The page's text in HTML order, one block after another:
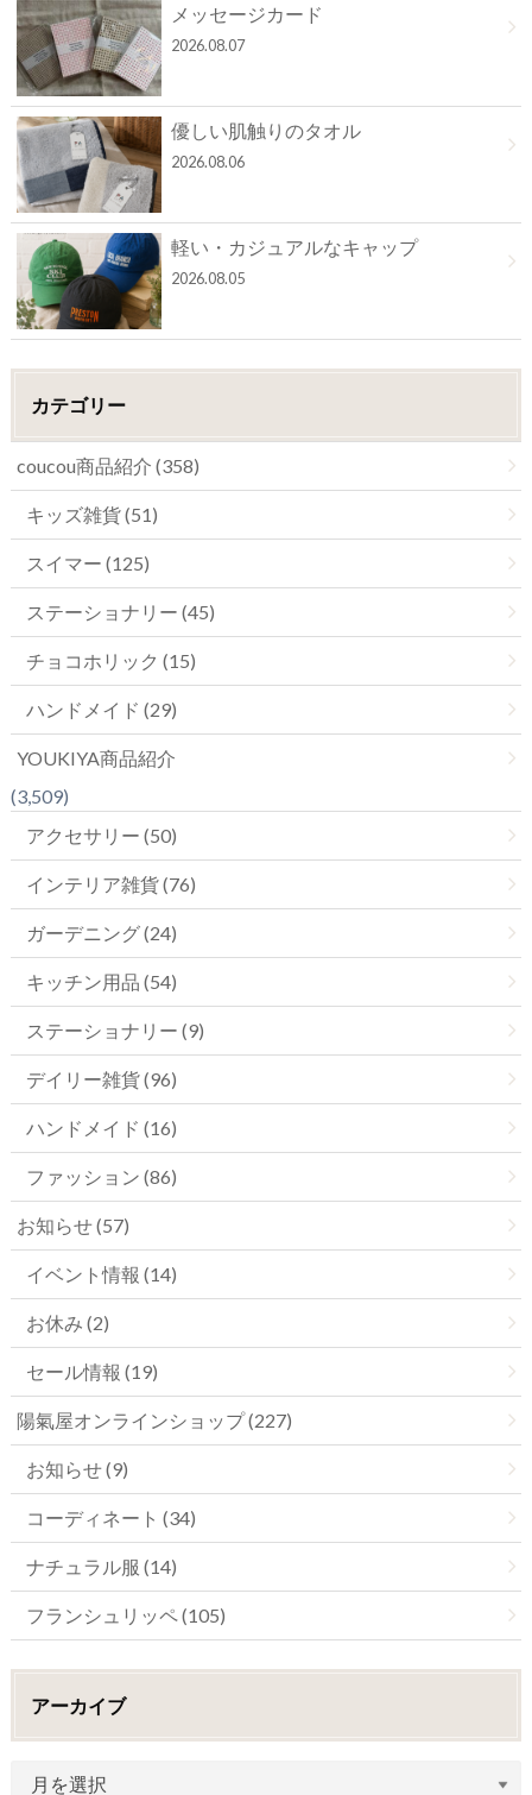
メッセージカード
2026.08.07
優しい肌触りのタオル
2026.08.06
軽い・カジュアルなキャップ
2026.08.05
カテゴリー
coucou商品紹介 (358)
キッズ雑貨 (51)
スイマー (125)
ステーショナリー (45)
チョコホリック (15)
ハンドメイド (29)
YOUKIYA商品紹介
(3,509)
アクセサリー (50)
インテリア雑貨 (76)
ガーデニング (24)
キッチン用品 (54)
ステーショナリー (9)
デイリー雑貨 (96)
ハンドメイド (16)
ファッション (86)
お知らせ (57)
イベント情報 (14)
お休み (2)
セール情報 (19)
陽氣屋オンラインショップ (227)
お知らせ (9)
コーディネート (34)
ナチュラル服 (14)
フランシュリッペ (105)
アーカイブ